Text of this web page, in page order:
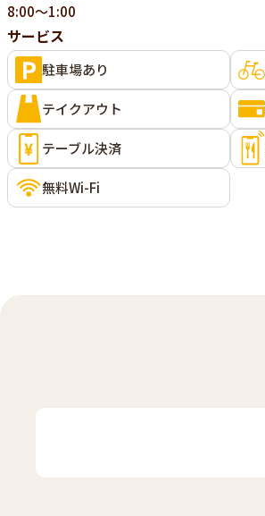
8:00～1:00
サービス
駐車場あり
テイクアウト
テーブル決済
無料Wi-Fi